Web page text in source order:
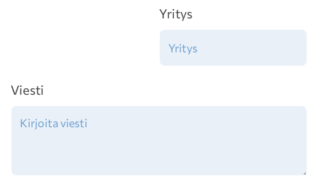
Yritys
Viesti